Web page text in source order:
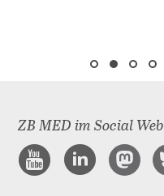
ZB MED im Social Web